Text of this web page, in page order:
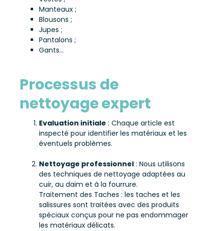
Manteaux ;
Blousons ;
Jupes ;
Pantalons ;
Gants…
Processus de
nettoyage expert
Evaluation initiale : Chaque article est
inspecté pour identifier les matériaux et les
éventuels problèmes.
Nettoyage professionnel : Nous utilisons
des techniques de nettoyage adaptées au
cuir, au daim et à la fourrure.
Traitement des Taches : les taches et les
salissures sont traitées avec des produits
spéciaux conçus pour ne pas endommager
les matériaux délicats.